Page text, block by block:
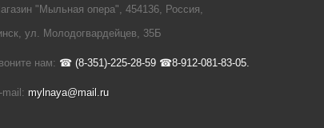
"Мыльная опера", 454136, Россия,
ул. Молодогвардейцев, 35Б
нам: ☎ (8-351)-225-28-59 ☎8-912-081-83-05.
mail: mylnaya@mail.ru